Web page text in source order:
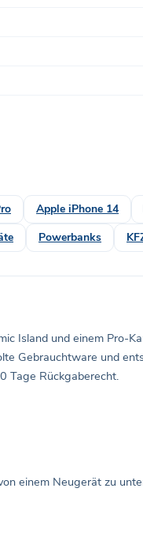
Apple iPhone 14
Powerbanks
Island und einem Pro-
Gebrauchtware und
Tage Rückgaberecht.
einem Neugerät zu